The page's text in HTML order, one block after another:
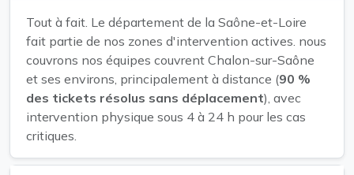
Tout à fait. Le département de la Saône-et-Loire
fait partie de nos zones d'intervention actives. nous
couvrons nos équipes couvrent Chalon-sur-Saône
et ses environs, principalement à distance (90 %
des tickets résolus sans déplacement), avec
intervention physique sous 4 à 24 h pour les cas
critiques.